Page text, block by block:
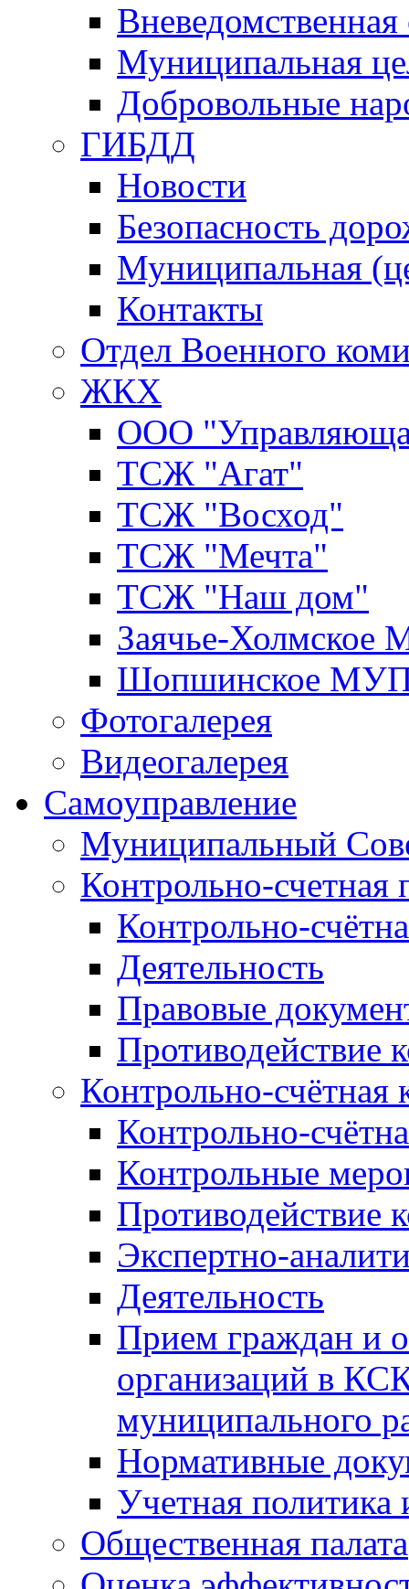
Вневедомственная
Муниципальная
Добровольные
ГИБДД
Новости
Безопасность
Муниципальная
Контакты
Отдел Военного
ЖКХ
ООО
ТСЖ "Агат"
ТСЖ "Восход"
ТСЖ "Мечта"
ТСЖ "Наш дом"
Заячье-
Шопшинское
Фотогалерея
Видеогалерея
Самоуправление
Муниципальный
Контрольно-счетная
Контрольно-
Деятельность
Правовые
Противодействие
Контрольно-счётная
Контрольно-
Контрольные
Противодействие
Экспертно-
Деятельность
Прием граждан и
организаций в
муниципального
Нормативные
Учетная политика
Общественная палата